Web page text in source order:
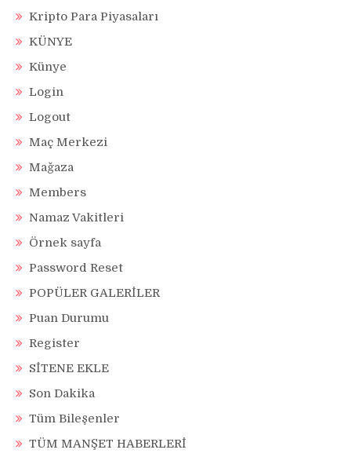
Kripto Para Piyasaları
KÜNYE
Künye
Login
Logout
Maç Merkezi
Mağaza
Members
Namaz Vakitleri
Örnek sayfa
Password Reset
POPÜLER GALERİLER
Puan Durumu
Register
SİTENE EKLE
Son Dakika
Tüm Bileşenler
TÜM MANŞET HABERLERİ